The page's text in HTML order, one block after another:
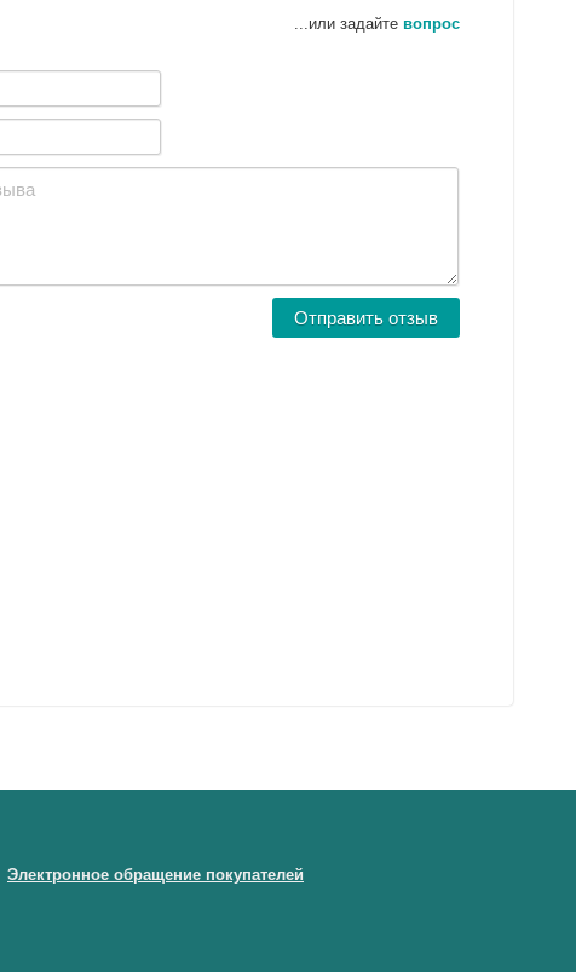
...или задайте вопрос
Электронное обращение покупателей